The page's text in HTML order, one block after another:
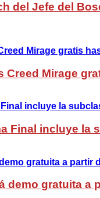
del Jefe del
Creed Mirage
Final incluye la
demo gratuita a